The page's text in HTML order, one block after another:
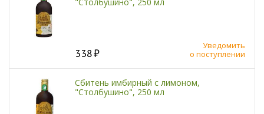
"Столбушино", 250 мл
338
Уведомить
о поступлении
Сбитень имбирный с лимоном,
"Столбушино", 250 мл